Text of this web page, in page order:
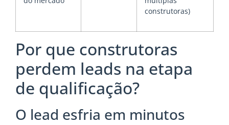
construtoras)
Por que construtoras
perdem leads na etapa
de qualificação?
O lead esfria em minutos